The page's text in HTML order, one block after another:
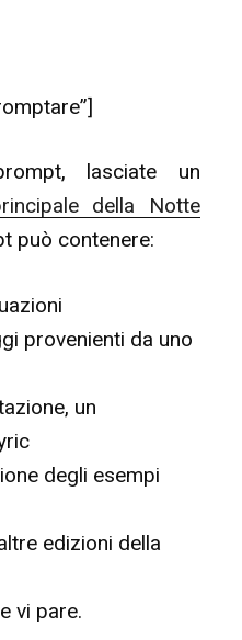
lasciate un
della Notte
può contenere:
provenienti da uno
un
degli esempi
edizioni della
vi pare.